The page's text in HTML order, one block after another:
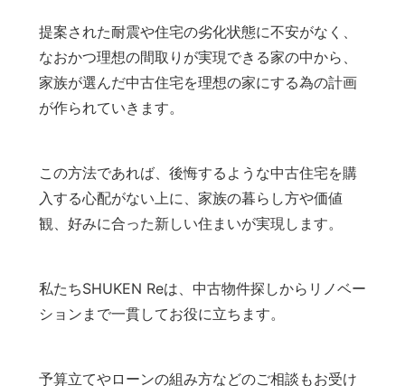
提案された耐震や住宅の劣化状態に不安がなく、
なおかつ理想の間取りが実現できる家の中から、
家族が選んだ中古住宅を理想の家にする為の計画
が作られていきます。
この方法であれば、後悔するような中古住宅を購
入する心配がない上に、家族の暮らし方や価値
観、好みに合った新しい住まいが実現します。
私たちSHUKEN Reは、中古物件探しからリノベー
ションまで一貫してお役に立ちます。
予算立てやローンの組み方などのご相談もお受け